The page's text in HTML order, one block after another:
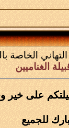
الخاصة
الغناميين
على خير
للجميع